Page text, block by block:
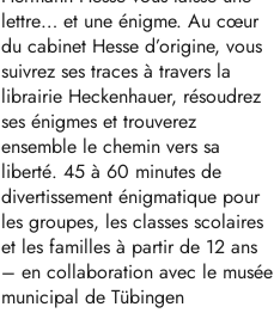
lettre… et une énigme. Au cœur
du cabinet Hesse d’origine, vous
suivrez ses traces à travers la
librairie Heckenhauer, résoudrez
ses énigmes et trouverez
ensemble le chemin vers sa
liberté. 45 à 60 minutes de
divertissement énigmatique pour
les groupes, les classes scolaires
et les familles à partir de 12 ans
– en collaboration avec le musée
municipal de Tübingen